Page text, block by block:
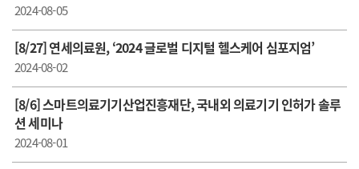
2024-08-05
[8/27] 연세의료원, ‘2024 글로벌 디지털 헬스케어 심포지엄’
2024-08-02
[8/6] 스마트의료기기산업진흥재단, 국내외 의료기기 인허가 솔루
션 세미나
2024-08-01